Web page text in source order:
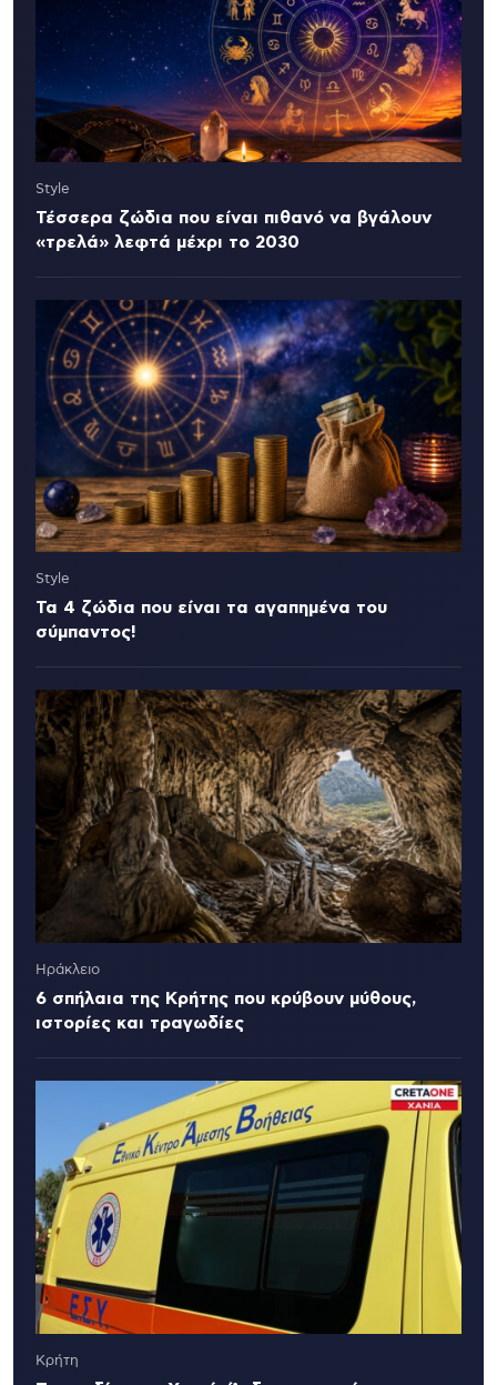
Style
Τέσσερα ζώδια που είναι πιθανό να βγάλουν
«τρελά» λεφτά μέχρι το 2030
Style
Τα 4 ζώδια που είναι τα αγαπημένα του
σύμπαντος!
Ηράκλειο
6 σπήλαια της Κρήτης που κρύβουν μύθους,
ιστορίες και τραγωδίες
Κρήτη